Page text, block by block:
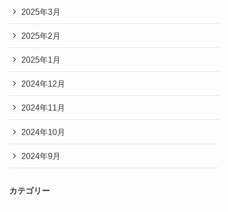
2025年3月
2025年2月
2025年1月
2024年12月
2024年11月
2024年10月
2024年9月
カテゴリー